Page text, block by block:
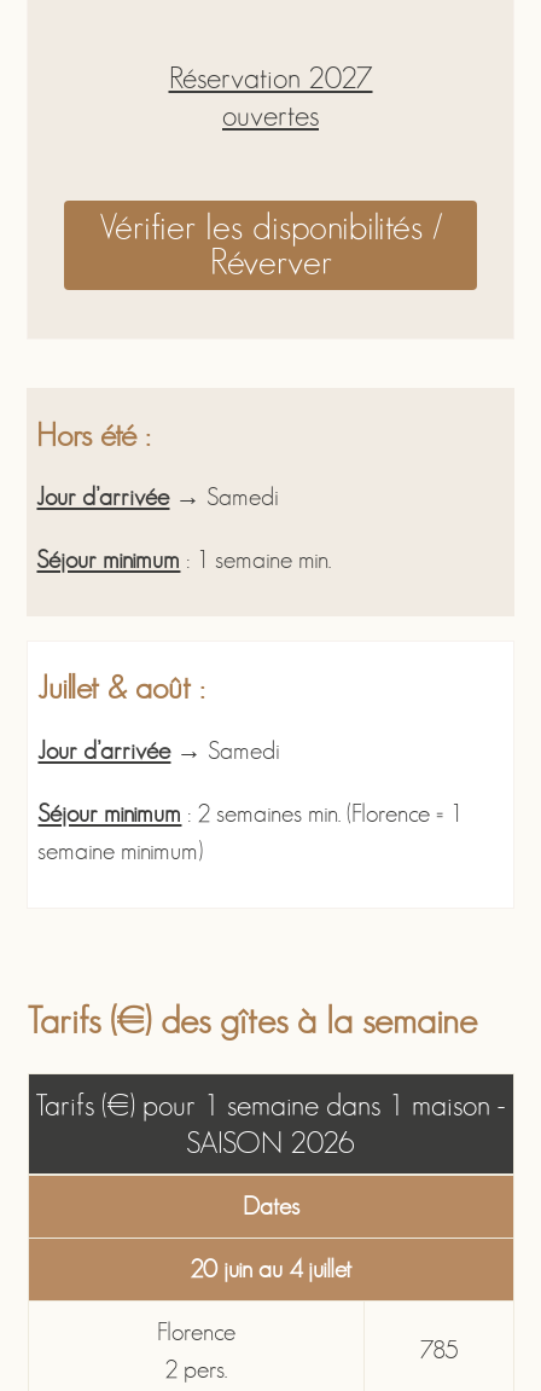
Réservation 2027
ouvertes
Vérifier les disponibilités /
Réverver
Hors été :
Jour d’arrivée→ Samedi
Séjour minimum : 1 semaine min.
Juillet & août :
Jour d’arrivée→ Samedi
Séjour minimum : 2 semaines min. (Florence = 1
semaine minimum)
Tarifs (€) des gîtes à la semaine
Tarifs (€) pour 1 semaine dans 1 maison -
SAISON 2026
Dates
20 juin au 4 juillet
Florence
2 pers.
785